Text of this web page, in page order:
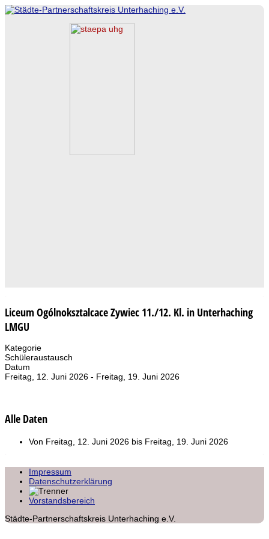
Liceum Ogólnoksztalcace Zywiec 11./12. Kl. in Unterhaching
LMGU
Kategorie
Schüleraustausch
Datum
Freitag, 12. Juni 2026 - Freitag, 19. Juni 2026
Alle Daten
Von Freitag, 12. Juni 2026 bis Freitag, 19. Juni 2026
Impressum
Datenschutzerklärung
Vorstandsbereich
Städte-Partnerschaftskreis Unterhaching e.V.